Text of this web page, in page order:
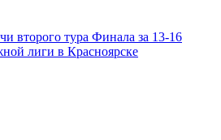
второго тура Финала за 13-16
лиги в Красноярске